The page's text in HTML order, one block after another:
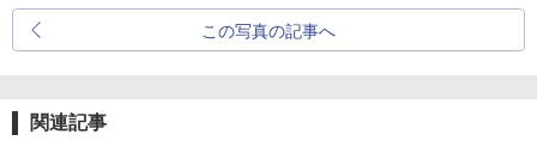
この写真の記事へ
関連記事